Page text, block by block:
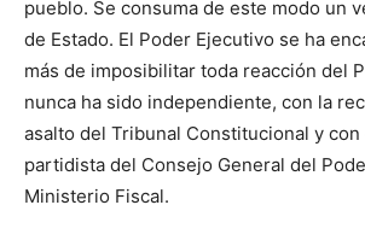
pueblo. Se consuma de este modo un
de Estado. El Poder Ejecutivo se ha
más de imposibilitar toda reacción del
nunca ha sido independiente, con la
asalto del Tribunal Constitucional y con
partidista del Consejo General del
Ministerio Fiscal.